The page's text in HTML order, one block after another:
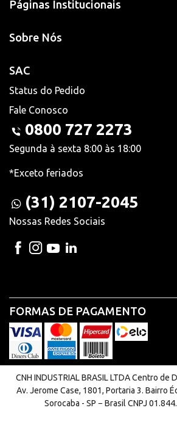
Páginas Institucionais
Sobre Nós
SAC
Status do Pedido
Fale Conosco
0800 727 2273
Segunda à sexta 8:00 às 18:00
*Exceto feriados
(31) 2107-2045
Nossas Redes Sociais
FORMAS DE PAGAMENTO
CNH INDUSTRIAL BRASIL LTDA Centro de
Av. Jerome Case, 1801, Portaria 3. Bairro
Sorocaba - SP − Brasil CNPJ